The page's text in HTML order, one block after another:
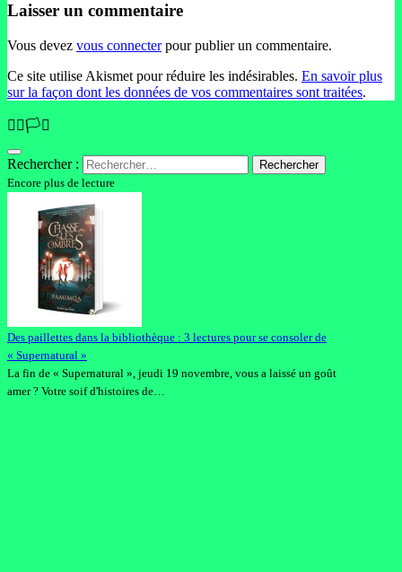
Laisser un commentaire
Vous devez vous connecterpour publier un commentaire.
Ce site utilise Akismet pour réduire les indésirables. En savoir plus
sur la façon dont les données de vos commentaires sont traitées.
🏳️‍🌈🏳️‍⚧️
Rechercher :
Encore plus de lecture
Des paillettes dans la bibliothèque : 3 lectures pour se consoler de
« Supernatural »
La fin de « Supernatural », jeudi 19 novembre, vous a laissé un goût
amer ? Votre soif d'histoires de…